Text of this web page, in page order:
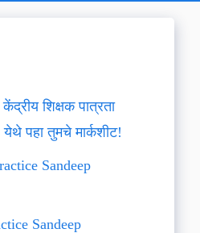
शिक्षक पात्रता
येथे पहा तुमचे मार्कशीट!
Sandeep
Sandeep